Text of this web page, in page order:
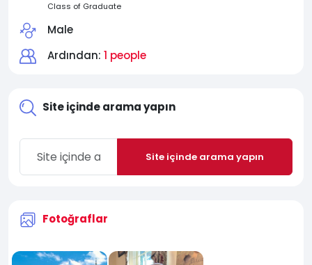
Class of Graduate
Male
Ardından: 1 people
Site içinde arama yapın
Site içinde arama yapın
Fotoğraflar